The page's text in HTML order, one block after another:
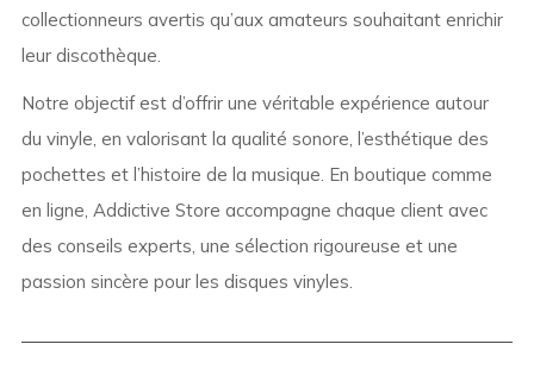
collectionneurs avertis qu’aux amateurs souhaitant enrichir
leur discothèque.
Notre objectif est d’offrir une véritable expérience autour
du vinyle, en valorisant la qualité sonore, l’esthétique des
pochettes et l’histoire de la musique. En boutique comme
en ligne, Addictive Store accompagne chaque client avec
des conseils experts, une sélection rigoureuse et une
passion sincère pour les disques vinyles.